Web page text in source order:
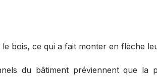
le bois, ce qui a fait monter en flèche
du bâtiment préviennent que la